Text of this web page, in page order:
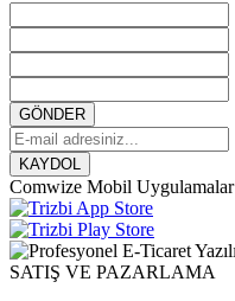
GÖNDER
KAYDOL
Comwize Mobil Uygulamalar
SATIŞ VE PAZARLAMA